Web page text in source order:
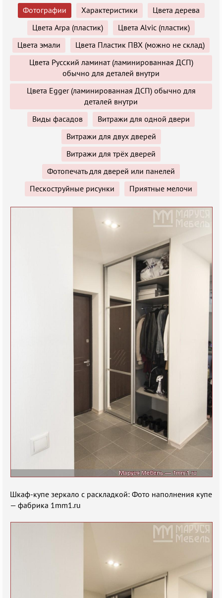
Фотографии Характеристики
Цвета дерева
Цвета Arpa (пластик)
Цвета Alvic (пластик)
Цвета эмали
Цвета Пластик ПВХ (можно не склад)
Цвета Русский ламинат (ламинированная ДСП)
обычно для деталей внутри
Цвета Egger (ламинированная ДСП) обычно для
деталей внутри
Виды фасадов
Витражи для одной двери
Витражи для двух дверей
Витражи для трёх дверей
Фотопечать для дверей или панелей
Пескоструйные рисунки
Приятные мелочи
Шкаф-купе зеркало с раскладкой: Фото наполнения купе
— фабрика 1mm1.ru